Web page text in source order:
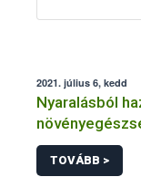
2021. július 6, kedd
Nyaralásból
TOVÁBB >